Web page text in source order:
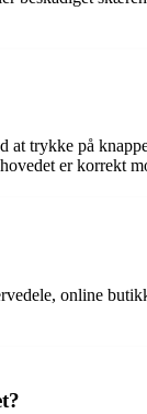
trykke på
er korrekt
online